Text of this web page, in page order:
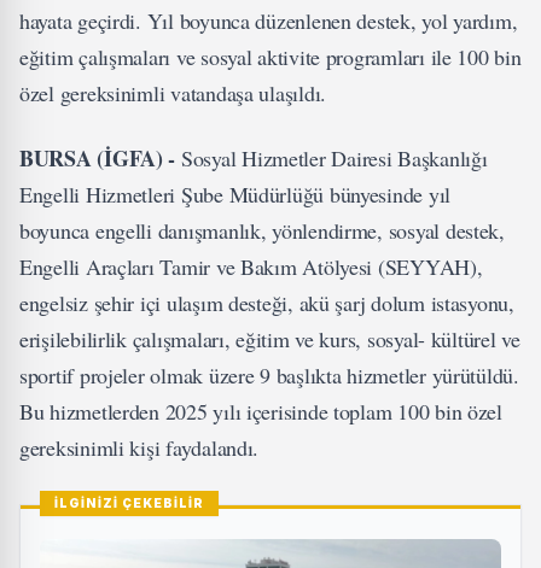
hayata geçirdi. Yıl boyunca düzenlenen destek, yol yardım,
eğitim çalışmaları ve sosyal aktivite programları ile 100 bin
özel gereksinimli vatandaşa ulaşıldı.
BURSA (İGFA) - Sosyal Hizmetler Dairesi Başkanlığı
Engelli Hizmetleri Şube Müdürlüğü bünyesinde yıl
boyunca engelli danışmanlık, yönlendirme, sosyal destek,
Engelli Araçları Tamir ve Bakım Atölyesi (SEYYAH),
engelsiz şehir içi ulaşım desteği, akü şarj dolum istasyonu,
erişilebilirlik çalışmaları, eğitim ve kurs, sosyal- kültürel ve
sportif projeler olmak üzere 9 başlıkta hizmetler yürütüldü.
Bu hizmetlerden 2025 yılı içerisinde toplam 100 bin özel
gereksinimli kişi faydalandı.
İLGİNİZİ ÇEKEBİLİR